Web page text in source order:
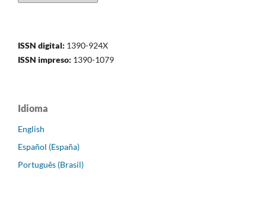
ISSN digital: 1390-924X
ISSN impreso: 1390-1079
Idioma
English
Español (España)
Português (Brasil)